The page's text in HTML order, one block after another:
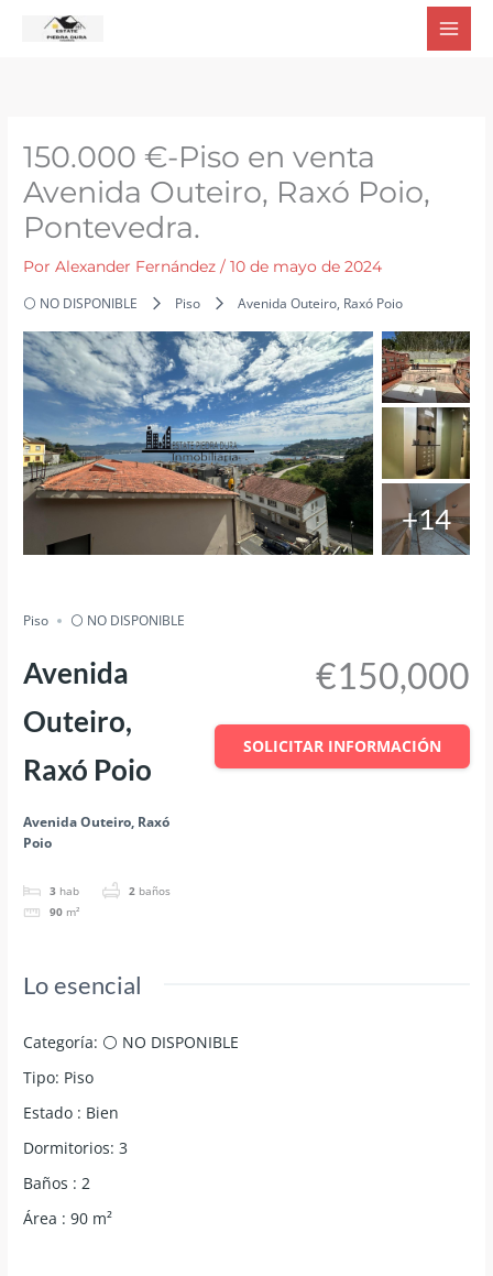
150.000 €-Piso en venta
Avenida Outeiro, Raxó Poio,
Pontevedra.
PorAlexander Fernández/10 de mayo de 2024
⚪ NO DISPONIBLE Piso Avenida Outeiro, Raxó Poio
+14
Piso ⚪ NO DISPONIBLE
Avenida
Outeiro,
Raxó Poio
Avenida Outeiro, Raxó
Poio
3 hab 2 baños
90 m²
€150,000
SOLICITAR INFORMACIÓN
Lo esencial
Categoría: ⚪ NO DISPONIBLE
Tipo: Piso
Estado : Bien
Dormitorios: 3
Baños : 2
Área : 90 m²